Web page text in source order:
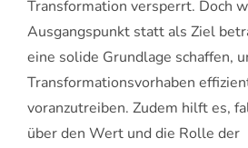
Transformation versperrt. Doch
Ausgangspunkt statt als Ziel
eine solide Grundlage schaffen,
Transformationsvorhaben
voranzutreiben. Zudem hilft es,
über den Wert und die Rolle der